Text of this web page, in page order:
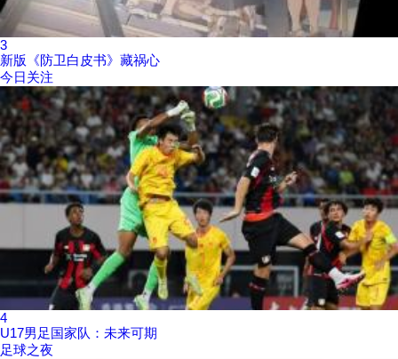
3
新版《防卫白皮书》藏祸心
今日关注
4
U17男足国家队：未来可期
足球之夜